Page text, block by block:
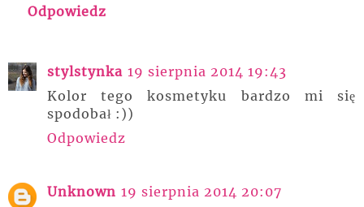
Odpowiedz
stylstynka 19 sierpnia 2014 19:43
Kolor tego kosmetyku bardzo mi się
spodobał :))
Odpowiedz
Unknown 19 sierpnia 2014 20:07